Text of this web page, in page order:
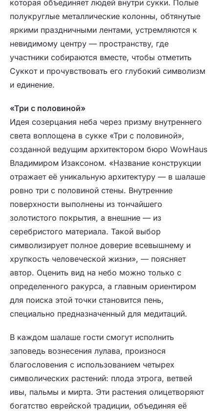
которая объединяет людей внутри сукки. Полые
полукруглые металлические колонны, обтянутые
яркими праздничными лентами, устремляются к
невидимому центру — пространству, где
участники собираются вместе, чтобы отметить
Суккот и прочувствовать его глубокий символизм
и единение.
«Три с половиной»
Идея созерцания неба через призму внутреннего
света воплощена в сукке «Три с половиной»,
созданной ведущим архитектором бюро WowHaus
Владимиром Изаксоном. «Название конструкции
отражает её уникальную архитектуру — в шалаше
ровно три с половиной стены. Внутренние
поверхности выполнены из тончайшего
золотистого покрытия, а внешние — из
серебристого материала. Такой выбор
символизирует полное доверие всевышнему и
хрупкость человеческой жизни», — поясняет
автор. Оценить вид на небо можно только с
определенного ракурса, а главным ориентиром
для поиска этой точки становится пень,
специально предназначенный для медитаций.
В каждом шалаше гости смогут исполнить
заповедь вознесения лулава, произнося
благословения с использованием четырех
символических растений: плода этрога, ветвей
ивы, пальмы и мирта. Эти растения олицетворяют
богатство еврейской традиции, объединяя её